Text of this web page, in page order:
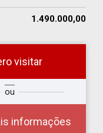
1.490.000,00
visitar
ou
informações
melhor dia e
para você?